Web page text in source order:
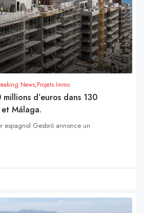
News,Projets Immo
d’euros dans 130
Málaga.
espagnol Gesbró annonce un